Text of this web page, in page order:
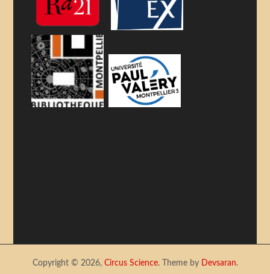
Copyright © 2026, Circus Science. Theme by Devsaran.